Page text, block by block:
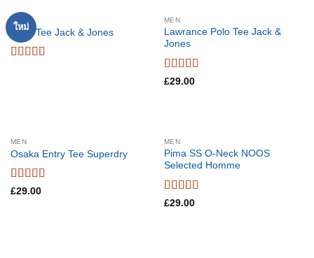
ใหม่
MEN
Land Tee Jack & Jones
MEN
Lawrance Polo Tee Jack &
Jones
Rated4.5
£29.00
MEN
Osaka Entry Tee Superdry
Rated4
£29.00
MEN
Pima SS O-Neck NOOS
Selected Homme
Rated5
£29.00